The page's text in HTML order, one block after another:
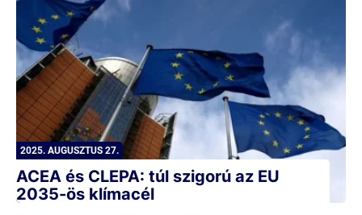
2025. AUGUSZTUS 27.
ACEA és CLEPA: túl szigorú az EU
2035-ös klímacél